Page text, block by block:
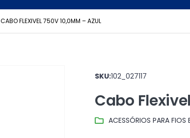
CABO FLEXIVEL 750V 10,0MM – AZUL
SKU:102_027117
Cabo
ACESSÓRIOS PARA FIOS